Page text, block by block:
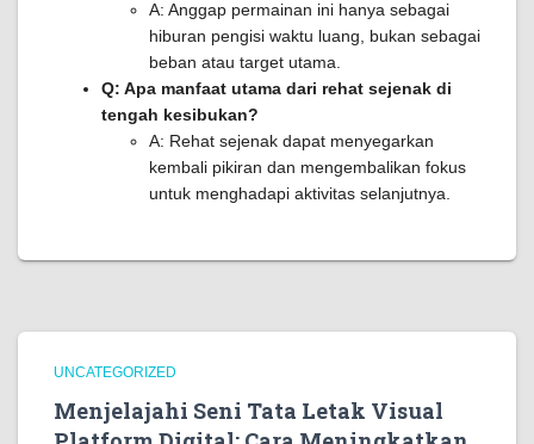
A: Anggap permainan ini hanya sebagai
hiburan pengisi waktu luang, bukan sebagai
beban atau target utama.
Q: Apa manfaat utama dari rehat sejenak di
tengah kesibukan?
A: Rehat sejenak dapat menyegarkan
kembali pikiran dan mengembalikan fokus
untuk menghadapi aktivitas selanjutnya.
UNCATEGORIZED
Menjelajahi Seni Tata Letak Visual